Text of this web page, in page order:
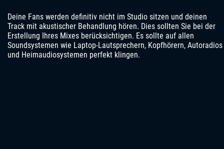
Deine Fans werden definitiv nicht im Studio sitzen und deinen
Track mit akustischer Behandlung hören. Dies sollten Sie bei der
Erstellung Ihres Mixes berücksichtigen. Es sollte auf allen
Soundsystemen wie Laptop-Lautsprechern, Kopfhörern, Autoradios
und Heimaudiosystemen perfekt klingen.